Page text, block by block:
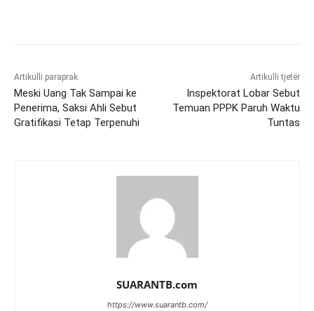
Artikulli paraprak
Meski Uang Tak Sampai ke
Penerima, Saksi Ahli Sebut
Gratifikasi Tetap Terpenuhi
Artikulli tjetër
Inspektorat Lobar Sebut
Temuan PPPK Paruh Waktu
Tuntas
SUARANTB.com
https://www.suarantb.com/